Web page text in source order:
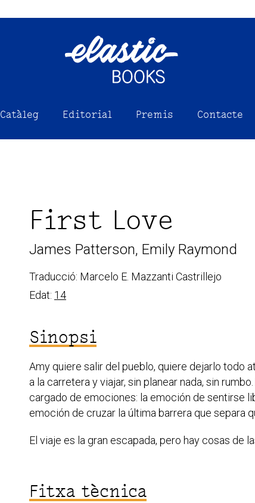
Catàleg Editorial Premis Contacte
First Love
James Patterson, Emily Raymond
Traducció: Marcelo E. Mazzanti Castrillejo
Edat: 14
Sinopsi
Amy quiere salir del pueblo, quiere dejarlo todo
a la carretera y viajar, sin planear nada, sin
cargado de emociones: la emoción de sentirse
emoción de cruzar la última barrera que separa
El viaje es la gran escapada, pero hay cosas de
Fitxa tècnica